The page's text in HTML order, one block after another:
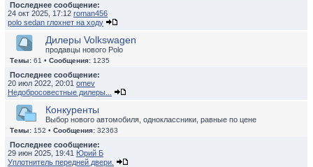
Последнее сообщение:
24 окт 2025, 17:12 roman456
polo sedan глохнет на ходу
Дилеры Volkswagen
продавцы нового Polo
Темы: 61 • Сообщения: 1235
Последнее сообщение:
20 июл 2022, 20:01 omev
Недобросовестные дилеры...
Конкуренты
Выбор нового автомобиля, одноклассники, равные по цене
Темы: 152 • Сообщения: 32363
Последнее сообщение:
29 июн 2025, 19:41 Юрий Б
Уплотнитель передней двери.